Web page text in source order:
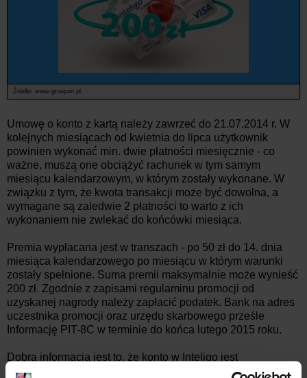
Źródło: www.groupon.pl
Umowę o konto z kartą należy zawrzeć do 21.07.2014 r. W
kolejnych miesiącach od kwietnia do lipca użytkownik
powinien wykonać min. dwie płatności miesięcznie - co
ważne, muszą one obciążyć rachunek w tym samym
miesiącu kalendarzowym, w którym zostały wykonane. W
związku z tym, że kwota transakcji może być dowolna, a
wymagane są zaledwie 2 płatności to warto z ich
wykonaniem nie zwlekać do końcówki miesiąca.
Premia wypłacana jest w transzach - po 50 zł do 14. dnia
miesiąca kalendarzowego po miesiącu w którym warunki
zostały spełnione. Suma premii maksymalnie może wynieść
200 zł. Zgodnie z zapisami regulaminu promocji od
uzyskanej nagrody należy zapłacić podatek. Bank na adres
uczestnika promocji oraz urzędu skarbowego prześle
Informację PIT-8C w terminie do końca lutego 2015 roku.
Dobrą informacją jest to, że konto w Inteligo jest
bezwarunkowo prowadzone bezpłatnie. Karta płatnicza